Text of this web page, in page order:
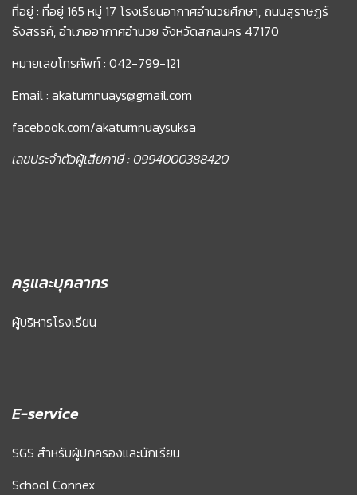
ที่อยู่ : ที่อยู่ 165 หมู่ 17 โรงเรียนอากาศอำนวยศึกษา, ถนนสุราษฏร์
รังสรรค์, อำเภออากาศอำนวย จังหวัดสกลนคร 47170
หมายเลขโทรศัพท์ : 042-799-121
Email : akatumnuays@gmail.com
facebook.com/akatumnuaysuksa
เลขประจำตัวผู้เสียภาษี : 0994000388420
ครูและบุคลากร
ผู้บริหารโรงเรียน
E-service
SGS สำหรับผู้ปกครองและนักเรียน
School Connex